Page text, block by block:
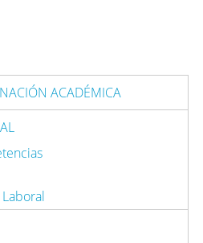
ACADÉMICA